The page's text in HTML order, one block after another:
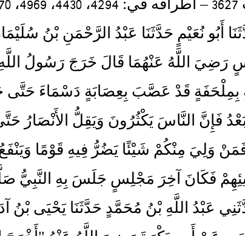
حَدَّثَنَا أَبُو نُعَيْمٍ حَدَّثَنَا عَبْدُ الرَّحْمَنِ
رَضِيَ اللَّهُ عَنْهُمَا قَالَ خَرَجَ رَسُولُ
قَدْ عَصَّبَ بِعِصَابَةٍ دَسْمَاءَ حَتَّى
فَإِنَّ النَّاسَ يَكْثُرُونَ وَيَقِلُّ الأَنْصَارُ
وَلِيَ مِنْكُمْ شَيْئًا يَضُرُّ فِيهِ قَوْمًا
فَكَانَ آخِرَ مَجْلِسٍ جَلَسَ بِهِ النَّبِيُّ
حَدَّثَنِي عَبْدُ اللَّهِ بْنُ مُحَمَّدٍ حَدَّثَنَا